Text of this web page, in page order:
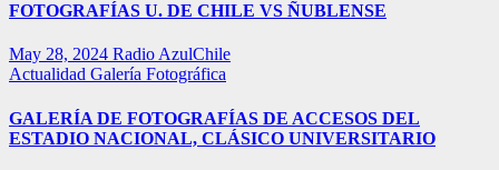
FOTOGRAFÍAS U. DE CHILE VS ÑUBLENSE
May 28, 2024 Radio AzulChile
Actualidad Galería Fotográfica
GALERÍA DE FOTOGRAFÍAS DE ACCESOS DEL
ESTADIO NACIONAL, CLÁSICO UNIVERSITARIO